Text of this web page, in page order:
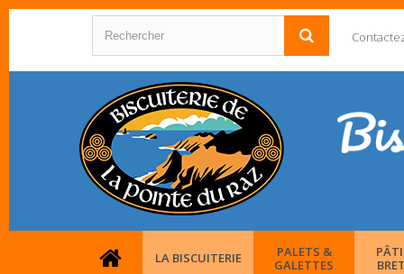
LA BISCUITERIE
PALETS &
GALETTES